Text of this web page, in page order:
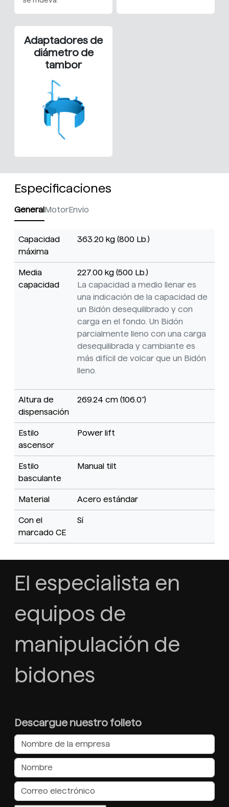
Adaptadores de
diámetro de
tambor
Especificaciones
GeneralMotorEnvío
Capacidad
máxima
363.20 kg (800 Lb.)
Media
capacidad
227.00 kg (500 Lb.)
La capacidad a medio llenar es
una indicación de la capacidad de
un Bidón desequilibrado y con
carga en el fondo. Un Bidón
parcialmente lleno con una carga
desequilibrada y cambiante es
más difícil de volcar que un Bidón
lleno.
Altura de
dispensación
269.24 cm (106.0")
Estilo
ascensor
Power lift
Estilo
basculante
Manual tilt
Material Acero estándar
Con el
marcado CE
Sí
El especialista en
equipos de
manipulación de
bidones
Descargue nuestro folleto